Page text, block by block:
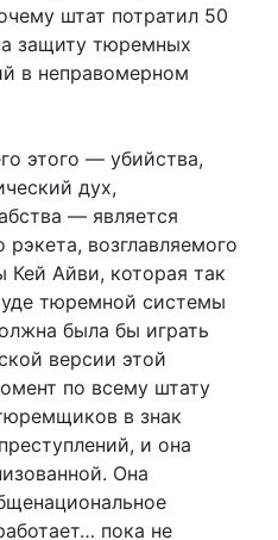
штат потратил 50
защиту тюремных
в неправомерном
этого — убийства,
дух,
— является
возглавляемого
Кей Айви, которая так
тюремной системы
была бы играть
версии этой
по всему штату
в знак
и она
Она
пока не